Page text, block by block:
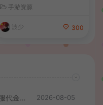
最新整理WIN系服务端+授权
GM后台+管理后台+热更修改
工具+安卓+详细搭建教程
手游资源
波少 300
宫斗养成手游【盛世芳華多区跨服代金券本地优化版】最新整理单机一键即玩端+Linux手工服务端+CDK授权后台+安卓+详细搭建教程 2026-08-05